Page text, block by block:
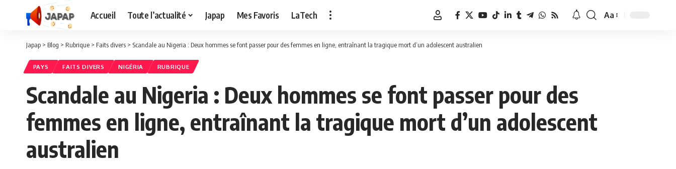
Accueil Toute l’actualité Japap Mes Favoris LaTech
Redimensionner
Aa
Japap > Blog > Rubrique > Faits divers > Scandale au Nigeria : Deux hommes se font passer pour des femmes en ligne, entraînant la tragique mort d’un adolescent australien
PAYS FAITS DIVERS NIGÉRIA RUBRIQUE
Scandale au Nigeria : Deux hommes se font passer pour des
femmes en ligne, entraînant la tragique mort d’un adolescent
australien